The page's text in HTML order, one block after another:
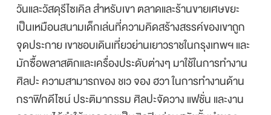
วันและวัสดุรีไซเคิล สำหรับเขา ตลาดและร้านขายเศษขยะ
เป็นเหมือนสนามเด็กเล่นที่ความคิดสร้างสรรค์ของเขาถูก
จุดประกาย เขาชอบเดินเที่ยวย่านเยาวราชในกรุงเทพฯ และ
มักซื้อพลาสติกและเครื่องประดับต่างๆ มาใช้ในการทำงาน
ศิลปะ ความสามารถของ ชเว จอง ฮวา ในการทำงานด้าน
กราฟิกดีไซน์ ประติมากรรม ศิลปะจัดวาง แฟชั่น และงาน